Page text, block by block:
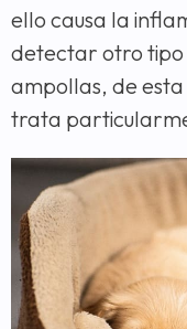
ello causa la
detectar otro tipo
ampollas, de
trata